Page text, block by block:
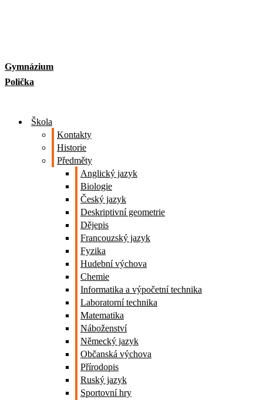
Gymnázium
Polička
Škola
Kontakty
Historie
Předměty
Anglický jazyk
Biologie
Český jazyk
Deskriptivní geometrie
Dějepis
Francouzský jazyk
Fyzika
Hudební výchova
Chemie
Informatika a výpočetní technika
Laboratorní technika
Matematika
Náboženství
Německý jazyk
Občanská výchova
Přírodopis
Ruský jazyk
Sportovní hry